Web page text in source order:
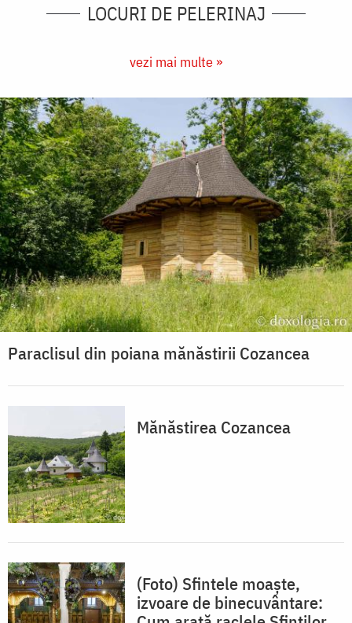
LOCURI DE PELERINAJ
vezi mai multe »
Paraclisul din poiana mănăstirii Cozancea
Mănăstirea Cozancea
(Foto) Sfintele moaște,
izvoare de binecuvântare: